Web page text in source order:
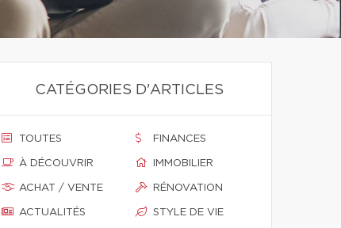
CATÉGORIES D'ARTICLES
TOUTES
À DÉCOUVRIR
ACHAT / VENTE
ACTUALITÉS
FINANCES
IMMOBILIER
RÉNOVATION
STYLE DE VIE